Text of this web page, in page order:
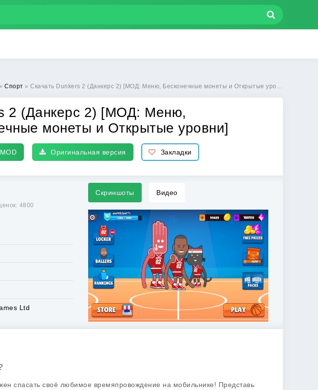
Спорт » Скачать Dunkers 2 (Данкерс 2) [МОД: Меню, Бесконечные монеты и Открытые уровни] | Взлом Dunkers 2 на Андроид
2 (Данкерс 2) [МОД: Меню,
монеты и Открытые уровни]
Оригинальная версия Закладки
4800
Ltd
Скриншоты Видео
спасать своё любимое времяпровождение на мобильнике! Представь